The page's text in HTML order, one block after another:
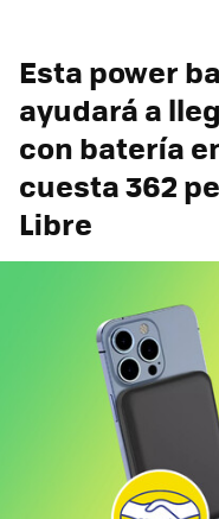
Esta power
ayudará a
con batería
cuesta 362
Libre